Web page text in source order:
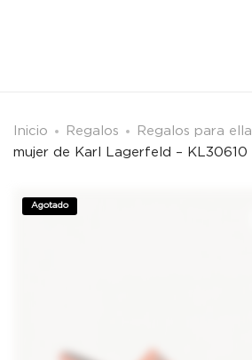
Inicio Regalos Regalos para ella
mujer de Karl Lagerfeld – KL30610
Agotado